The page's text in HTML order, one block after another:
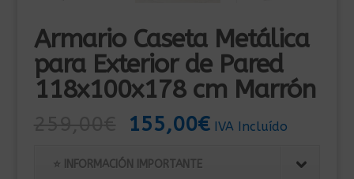
Armario Caseta Metálica
para Exterior de Pared
118x100x178 cm Marrón
El
original
155,00€El
IVA Incluído
⭐ INFORMACIÓN IMPORTANTE